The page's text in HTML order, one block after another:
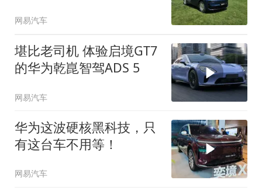
网易汽车
堪比老司机 体验启境GT7
的华为乾崑智驾ADS 5
网易汽车
华为这波硬核黑科技，只
有这台车不用等！
网易汽车